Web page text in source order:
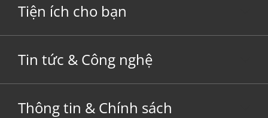
Tiện ích cho bạn
Tin tức & Công nghệ
Thông tin & Chính sách